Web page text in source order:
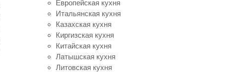
Европейская кухня
Итальянская кухня
Казахская кухня
Киргизская кухня
Китайская кухня
Латышская кухня
Литовская кухня